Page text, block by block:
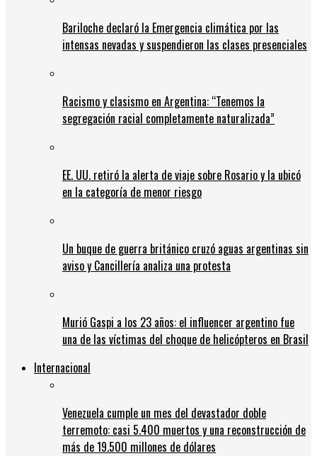
Bariloche declaró la Emergencia climática por las
intensas nevadas y suspendieron las clases presenciales
Racismo y clasismo en Argentina: “Tenemos la
segregación racial completamente naturalizada”
EE. UU. retiró la alerta de viaje sobre Rosario y la ubicó
en la categoría de menor riesgo
Un buque de guerra británico cruzó aguas argentinas sin
aviso y Cancillería analiza una protesta
Murió Gaspi a los 23 años: el influencer argentino fue
una de las víctimas del choque de helicópteros en Brasil
Internacional
Venezuela cumple un mes del devastador doble
terremoto: casi 5.400 muertos y una reconstrucción de
más de 19.500 millones de dólares